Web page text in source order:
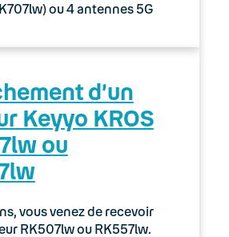
ou 4 antennes 5G
d’un
Keyyo KROS
ou
vous venez de recevoir
RK507lw ou RK557lw.